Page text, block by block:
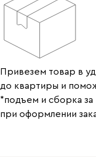
Привезем товар в
до квартиры и
*подъем и сборка
при оформлении